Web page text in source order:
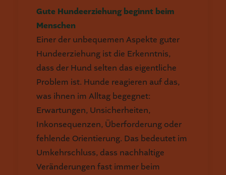
Gute Hundeerziehung beginnt beim
Menschen
Einer der unbequemen Aspekte guter
Hundeerziehung ist die Erkenntnis,
dass der Hund selten das eigentliche
Problem ist. Hunde reagieren auf das,
was ihnen im Alltag begegnet:
Erwartungen, Unsicherheiten,
Inkonsequenzen, Überforderung oder
fehlende Orientierung. Das bedeutet im
Umkehrschluss, dass nachhaltige
Veränderungen fast immer beim